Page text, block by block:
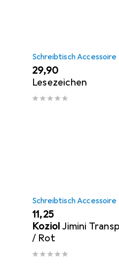
Schreibtisch Accessoire
EUR
29,90
Lesezeichen
Schreibtisch Accessoire
EUR
11,25
Koziol Jimini
/ Rot